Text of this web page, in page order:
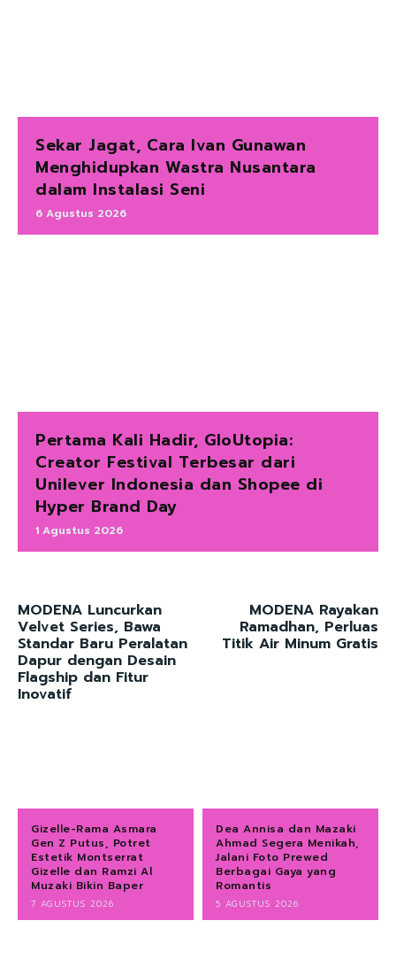
Sekar Jagat, Cara Ivan Gunawan
Menghidupkan Wastra Nusantara
dalam Instalasi Seni
6 Agustus 2026
Pertama Kali Hadir, GloUtopia:
Creator Festival Terbesar dari
Unilever Indonesia dan Shopee di
Hyper Brand Day
1 Agustus 2026
MODENA Luncurkan
Velvet Series, Bawa
Standar Baru Peralatan
Dapur dengan Desain
Flagship dan Fitur
Inovatif
MODENA Rayakan
Ramadhan, Perluas
Titik Air Minum Gratis
Gizelle-Rama Asmara
Gen Z Putus, Potret
Estetik Montserrat
Gizelle dan Ramzi Al
Muzaki Bikin Baper
7 AGUSTUS 2026
Dea Annisa dan Mazaki
Ahmad Segera Menikah,
Jalani Foto Prewed
Berbagai Gaya yang
Romantis
5 AGUSTUS 2026